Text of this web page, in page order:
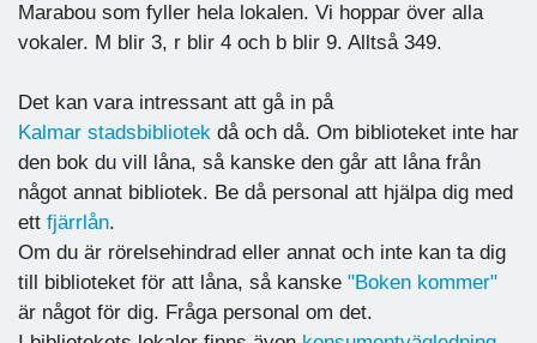
Marabou som fyller hela lokalen. Vi hoppar över alla
vokaler. M blir 3, r blir 4 och b blir 9. Alltså 349.
Det kan vara intressant att gå in på
Kalmar stadsbibliotek då och då. Om biblioteket inte har
den bok du vill låna, så kanske den går att låna från
något annat bibliotek. Be då personal att hjälpa dig med
ett fjärrlån.
Om du är rörelsehindrad eller annat och inte kan ta dig
till biblioteket för att låna, så kanske "Boken kommer"
är något för dig. Fråga personal om det.